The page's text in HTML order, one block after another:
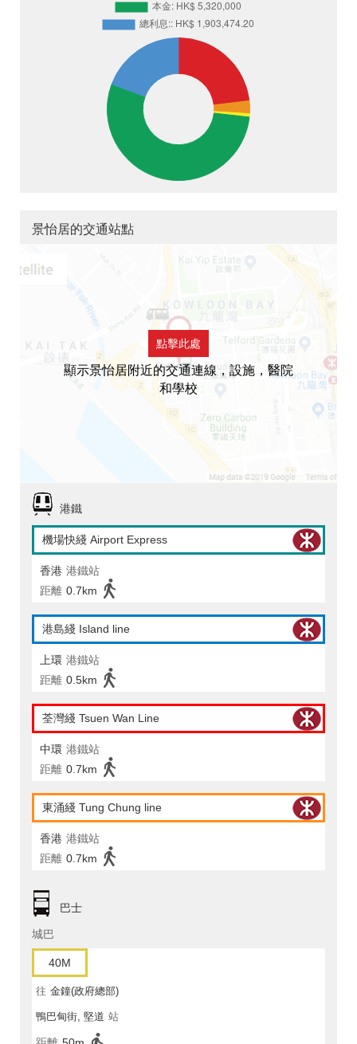
景怡居的交通站點
點擊此處
顯示景怡居附近的交通連線，設施，醫院
和學校
港鐵
機場快綫 Airport Express
香港 港鐵站
距離 0.7km
港島綫 Island line
上環 港鐵站
距離 0.5km
荃灣綫 Tsuen Wan Line
中環 港鐵站
距離 0.7km
東涌綫 Tung Chung line
香港 港鐵站
距離 0.7km
巴士
城巴
40M
往 金鐘(政府總部)
鴨巴甸街, 堅道 站